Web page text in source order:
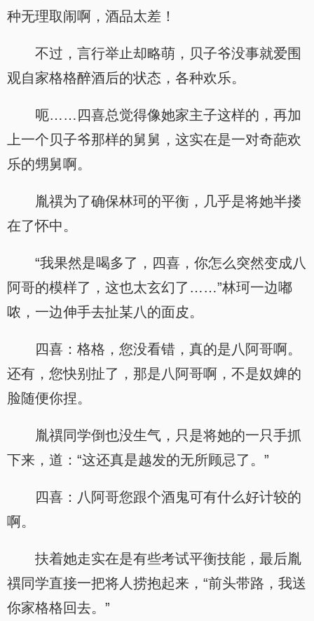
种无理取闹啊，酒品太差！
不过，言行举止却略萌，贝子爷没事就爱围
观自家格格醉酒后的状态，各种欢乐。
呃……四喜总觉得像她家主子这样的，再加
上一个贝子爷那样的舅舅，这实在是一对奇葩欢
乐的甥舅啊。
胤禩为了确保林珂的平衡，几乎是将她半搂
在了怀中。
“我果然是喝多了，四喜，你怎么突然变成八
阿哥的模样了，这也太玄幻了……”林珂一边嘟
哝，一边伸手去扯某八的面皮。
四喜：格格，您没看错，真的是八阿哥啊。
还有，您快别扯了，那是八阿哥啊，不是奴婢的
脸随便你捏。
胤禩同学倒也没生气，只是将她的一只手抓
下来，道：“这还真是越发的无所顾忌了。”
四喜：八阿哥您跟个酒鬼可有什么好计较的
啊。
扶着她走实在是有些考试平衡技能，最后胤
禩同学直接一把将人捞抱起来，“前头带路，我送
你家格格回去。”